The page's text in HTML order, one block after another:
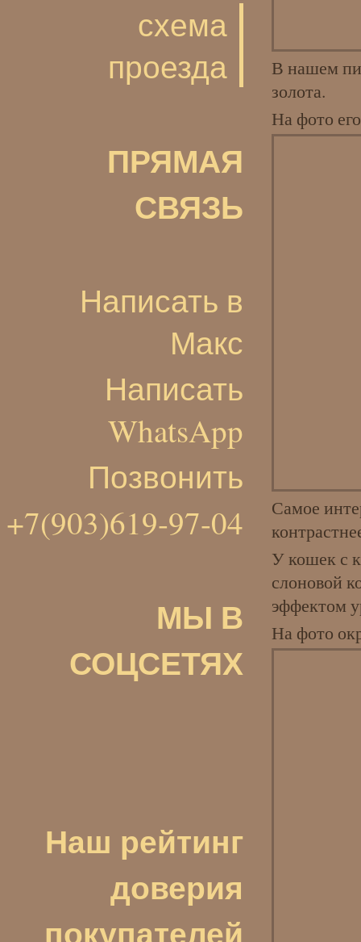
схема
проезда
ПРЯМАЯ
СВЯЗЬ
Написать в
Макс
Написать
WhatsApp
Позвонить
+7(903)619-97-04
МЫ В
СОЦСЕТЯХ
Наш рейтинг
доверия
покупателей
В нашем
золота.
На фото
Самое
У кошек с
слоновой
эффектом
На фото